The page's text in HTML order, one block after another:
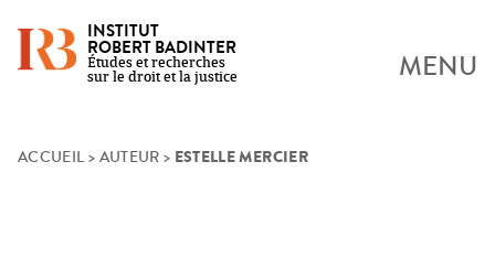
Skip
INSTITUT
ROBERT BADINTER
Études et recherches
sur le droit et la justice
MENU
ACCUEIL > AUTEUR > ESTELLE MERCIER